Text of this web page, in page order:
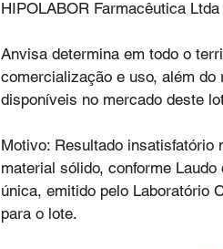
HIPOLABOR Farmacêutica
Anvisa determina em todo o
comercialização e uso, além do
disponíveis no mercado deste
Motivo: Resultado insatisfatório
material sólido, conforme
única, emitido pelo Laboratório
para o lote.